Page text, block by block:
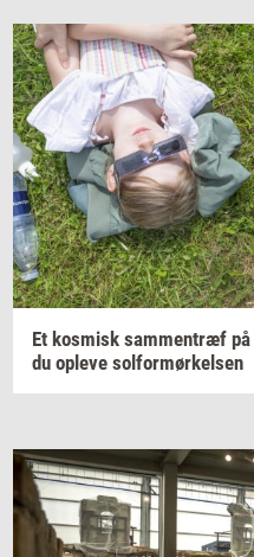
Et kos­misk sam­men­træf på
du op­le­ve sol­for­mør­kel­sen